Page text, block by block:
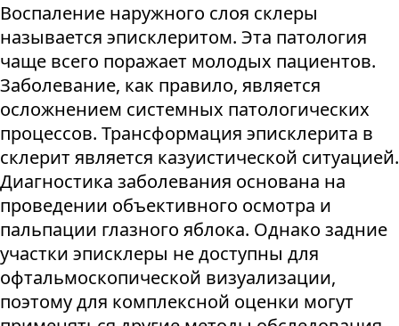
Воспаление наружного слоя склеры
называется эписклеритом. Эта патология
чаще всего поражает молодых пациентов.
Заболевание, как правило, является
осложнением системных патологических
процессов. Трансформация эписклерита в
склерит является казуистической ситуацией.
Диагностика заболевания основана на
проведении объективного осмотра и
пальпации глазного яблока. Однако задние
участки эписклеры не доступны для
офтальмоскопической визуализации,
поэтому для комплексной оценки могут